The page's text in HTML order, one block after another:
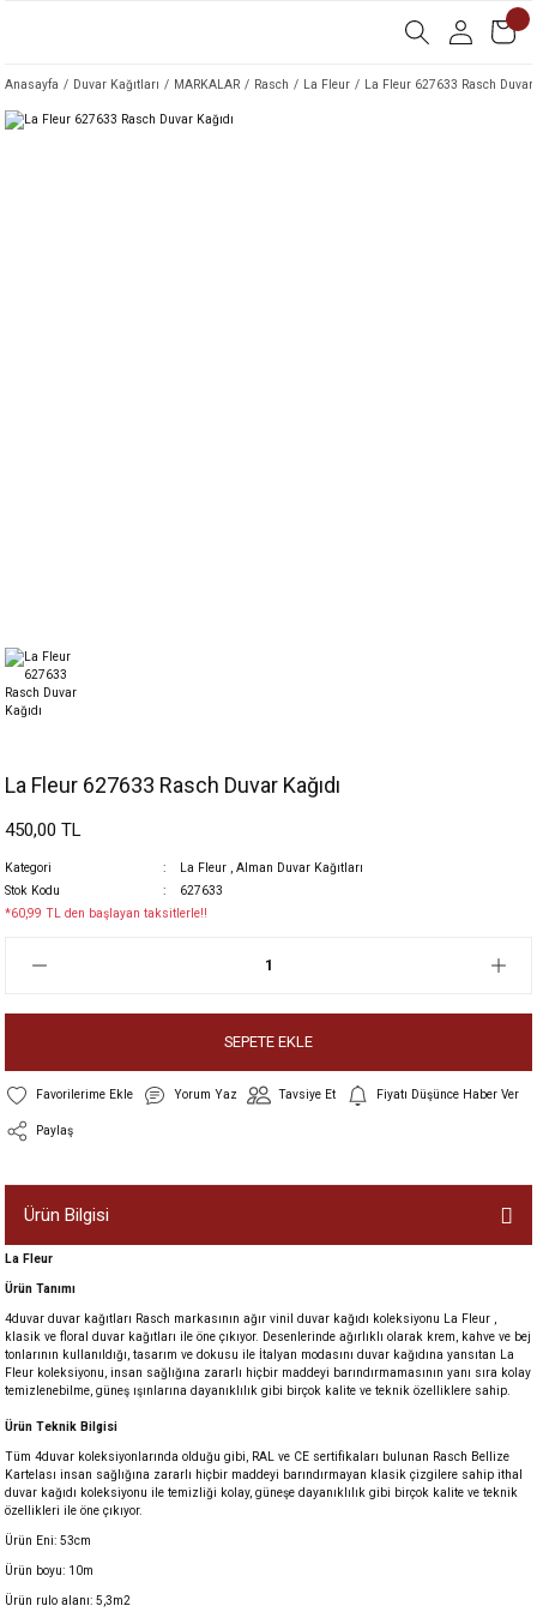
Anasayfa Duvar Kağıtları MARKALAR Rasch La Fleur La Fleur 627633 Rasch Duvar
La Fleur 627633 Rasch Duvar Kağıdı
450,00 TL
Kategori La Fleur
Alman Duvar Kağıtları
Stok Kodu
627633
*60,99 TL den başlayan taksitlerle!!
SEPETE EKLE
Yorum Yaz Tavsiye Et Fiyatı Düşünce Haber Ver
Paylaş
Ürün Bilgisi
La Fleur
Ürün Tanımı
4duvar duvar kağıtları Rasch markasının ağır vinil duvar kağıdı koleksiyonu La Fleur ,
klasik ve floral duvar kağıtları ile öne çıkıyor. Desenlerinde ağırlıklı olarak krem, kahve ve bej
tonlarının kullanıldığı, tasarım ve dokusu ile İtalyan modasını duvar kağıdına yansıtan La
Fleur koleksiyonu, insan sağlığına zararlı hiçbir maddeyi barındırmamasının yanı sıra kolay
temizlenebilme, güneş ışınlarına dayanıklılık gibi birçok kalite ve teknik özelliklere sahip.
Ürün Teknik Bilgisi
Tüm 4duvar koleksiyonlarında olduğu gibi, RAL ve CE sertifikaları bulunan Rasch Bellize
Kartelası insan sağlığına zararlı hiçbir maddeyi barındırmayan klasik çizgilere sahip ithal
duvar kağıdı koleksiyonu ile temizliği kolay, güneşe dayanıklılık gibi birçok kalite ve teknik
özellikleri ile öne çıkıyor.
Ürün Eni: 53cm
Ürün boyu: 10m
Ürün rulo alanı: 5,3m2